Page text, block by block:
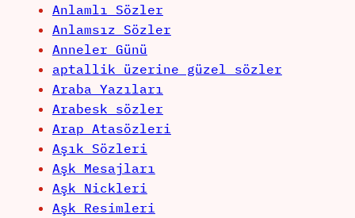
Anlamlı Sözler
Anlamsız Sözler
Anneler Günü
aptallik üzerine güzel sözler
Araba Yazıları
Arabesk sözler
Arap Atasözleri
Aşık Sözleri
Aşk Mesajları
Aşk Nickleri
Aşk Resimleri